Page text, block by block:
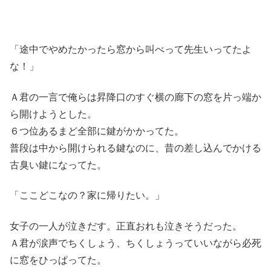
「途中でやめたかったら窓から叫べって先生いってたよ
な！」
Ａ君の一言で俺らは昇降口のすぐ横の廊下の窓を片っ端か
ら開けようとした。
６つ位あるまど全部に鍵がかかってた。
普段は中から開けられる鍵なのに、昔の差し込んでかける
古臭い鍵になってた。
「ここどこなの？家に帰りたい。」
女子の一人が泣きだす。正直おれも泣きそうだった。
Ａ君が涙声でちくしょう、ちくしょうっていいながら必死
に窓をひっぱってた。